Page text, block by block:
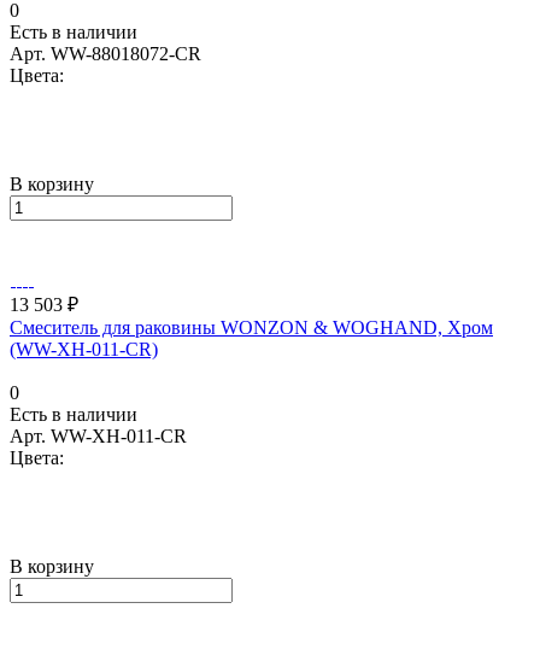
0
Есть в наличии
Арт. WW-88018072-CR
Цвета:
В корзину
13 503 ₽
Смеситель для раковины WONZON & WOGHAND, Хром
(WW-XH-011-CR)
0
Есть в наличии
Арт. WW-XH-011-CR
Цвета:
В корзину